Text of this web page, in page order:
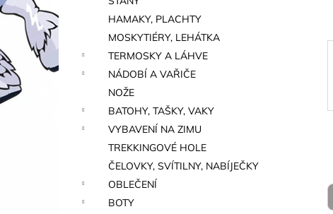
a
n
e
l
HAMAKY, PLACHTY
MOSKYTIÉRY, LEHÁTKA
TERMOSKY A LÁHVE
NÁDOBÍ A VAŘIČE
NOŽE
BATOHY, TAŠKY, VAKY
VYBAVENÍ NA ZIMU
TREKKINGOVÉ HOLE
ČELOVKY, SVÍTILNY, NABÍJEČKY
OBLEČENÍ
BOTY